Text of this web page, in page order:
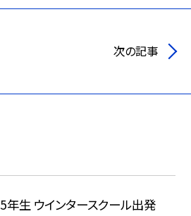
次の記事
5年生 ウインタースクール出発